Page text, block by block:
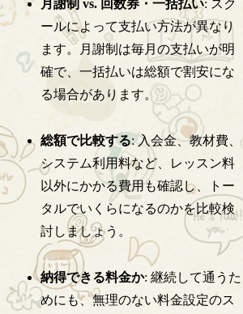
月謝制 vs. 回数券・一括払い: スク
ールによって支払い方法が異なり
ます。月謝制は毎月の支払いが明
確で、一括払いは総額で割安にな
る場合があります。
総額で比較する: 入会金、教材費、
システム利用料など、レッスン料
以外にかかる費用も確認し、トー
タルでいくらになるのかを比較検
討しましょう。
納得できる料金か: 継続して通うた
めにも、無理のない料金設定のス